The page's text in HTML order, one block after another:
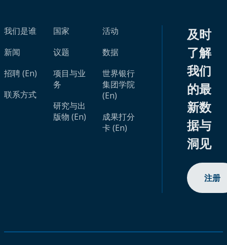
我们是谁
新闻
招聘 (En)
联系方式
国家
议题
项目与业
务
研究与出
版物 (En)
活动
数据
世界银行
集团学院
(En)
成果打分
卡 (En)
及时
了解
我们
的最
新数
据与
洞见
注册